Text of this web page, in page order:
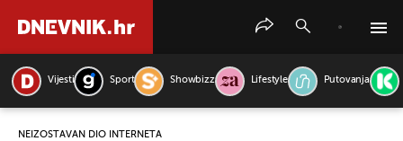
Vijesti Sport Showbizz Lifestyle Putovanja
NEIZOSTAVAN DIO INTERNETA
PRETRAŽITE VIJESTI